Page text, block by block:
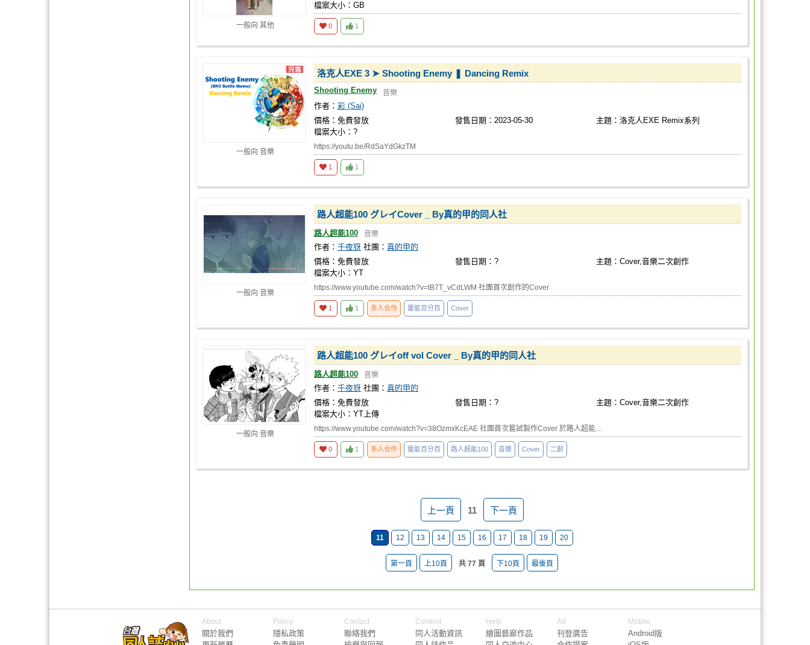
一般向 其他
檔案大小：GB
0 1
一般向 音樂
洛克人EXE 3 ➤ Shooting Enemy ❚ Dancing Remix
Shooting Enemy 音樂
作者： 彩 (Sai)
價格：免費發放
發售日期：2023-05-30
主題：洛克人EXE Remix系列
檔案大小：?
https://youtu.be/RdSaYdGkzTM
1 1
一般向 音樂
路人超能100 グレイCover _ By真的甲的同人社
路人超能100 音樂
作者： 千夜犽 社團： 真的甲的
價格：免費發放
發售日期：?
主題：Cover,音樂二次創作
檔案大小：YT
https://www.youtube.com/watch?v=tB7T_vCdLWM 社團首次創作的Cover
1 1 多人合作 靈能百分百 Cover
一般向 音樂
路人超能100 グレイoff vol Cover _ By真的甲的同人社
路人超能100 音樂
作者： 千夜犽 社團： 真的甲的
價格：免費發放
發售日期：?
主題：Cover,音樂二次創作
檔案大小：YT上傳
https://www.youtube.com/watch?v=38OzmxKcEAE 社團首次嘗試製作Cover 於路人超能…
0 1 多人合作 靈能百分百 路人超能100 音樂 Cover 二創
上一頁 11 下一頁
11 12 13 14 15 16 17 18 19 20
第一頁 上10頁 共 77 頁 下10頁 最後頁
About
關於我們
Policy
隱私政策
Contact
聯絡我們
Content
同人活動資訊
Help
繪圖藝廊作品
Ad
刊登廣告
Mobile
Android版